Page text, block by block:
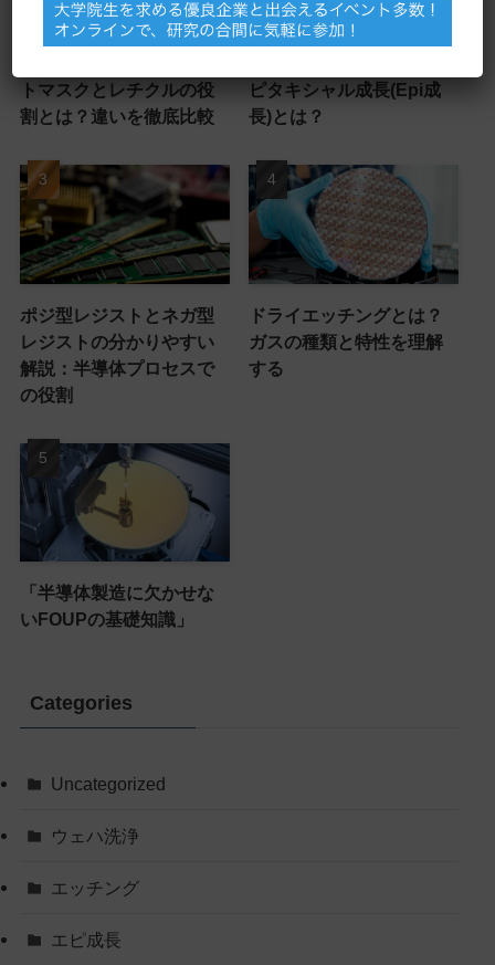
トマスクとレチクルの役
割とは？違いを徹底比較
ピタキシャル成長(Epi成
長)とは？
ポジ型レジストとネガ型
レジストの分かりやすい
解説：半導体プロセスで
の役割
ドライエッチングとは？
ガスの種類と特性を理解
する
「半導体製造に欠かせな
いFOUPの基礎知識」
Categories
Uncategorized
ウェハ洗浄
エッチング
エピ成長